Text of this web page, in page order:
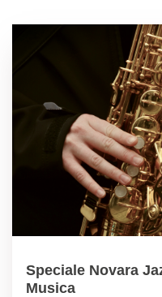
Speciale Novara
Musica